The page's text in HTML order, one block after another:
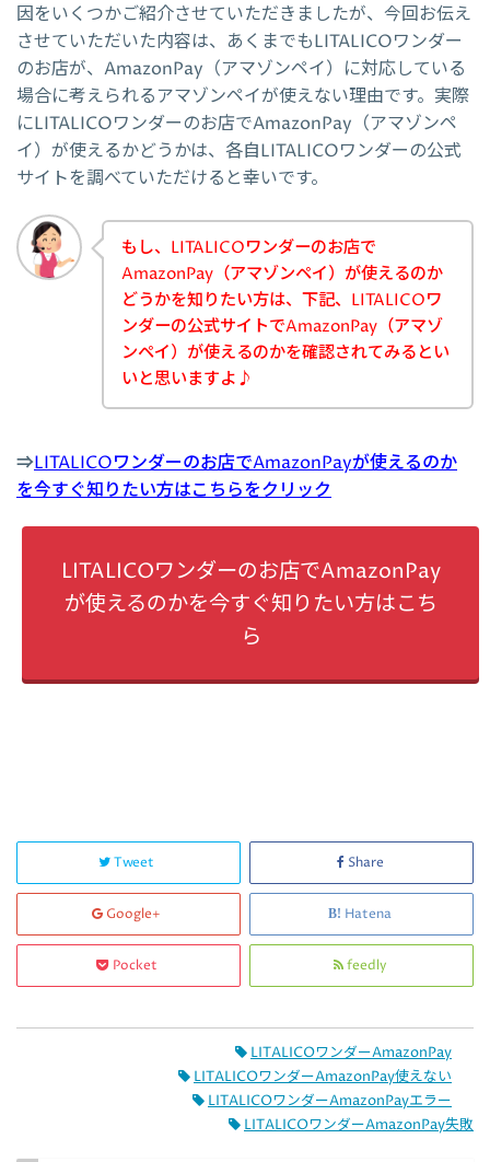
因をいくつかご紹介させていただきましたが、今回お伝え
させていただいた内容は、あくまでもLITALICOワンダー
のお店が、AmazonPay（アマゾンペイ）に対応している
場合に考えられるアマゾンペイが使えない理由です。実際
にLITALICOワンダーのお店でAmazonPay（アマゾンペ
イ）が使えるかどうかは、各自LITALICOワンダーの公式
サイトを調べていただけると幸いです。
もし、LITALICOワンダーのお店で
AmazonPay（アマゾンペイ）が使えるのか
どうかを知りたい方は、下記、LITALICOワ
ンダーの公式サイトでAmazonPay（アマゾ
ンペイ）が使えるのかを確認されてみるとい
いと思いますよ♪
⇒LITALICOワンダーのお店でAmazonPayが使えるのか
を今すぐ知りたい方はこちらをクリック
LITALICOワンダーのお店でAmazonPay
が使えるのかを今すぐ知りたい方はこち
ら
Tweet Share
Google+ Hatena
Pocket feedly
LITALICOワンダーAmazonPay
LITALICOワンダーAmazonPay使えない
LITALICOワンダーAmazonPayエラー
LITALICOワンダーAmazonPay失敗